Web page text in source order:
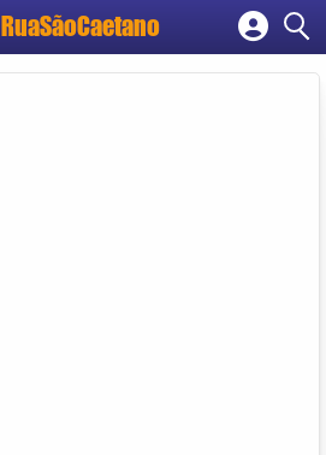
RuaSãoCaetano
Cadastrar empresa